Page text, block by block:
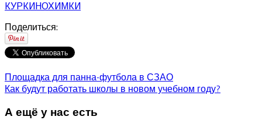
КУРКИНОХИМКИ
Поделиться:
Площадка для панна-футбола в СЗАО
Как будут работать школы в новом учебном году?
А ещё у нас есть